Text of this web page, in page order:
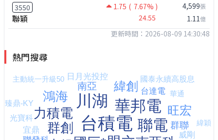
3550 1.75 ( 7.67% )
聯穎 24.55
4,599張
1.11億
更新時間：2026-08-09 14:30:48
熱門搜尋